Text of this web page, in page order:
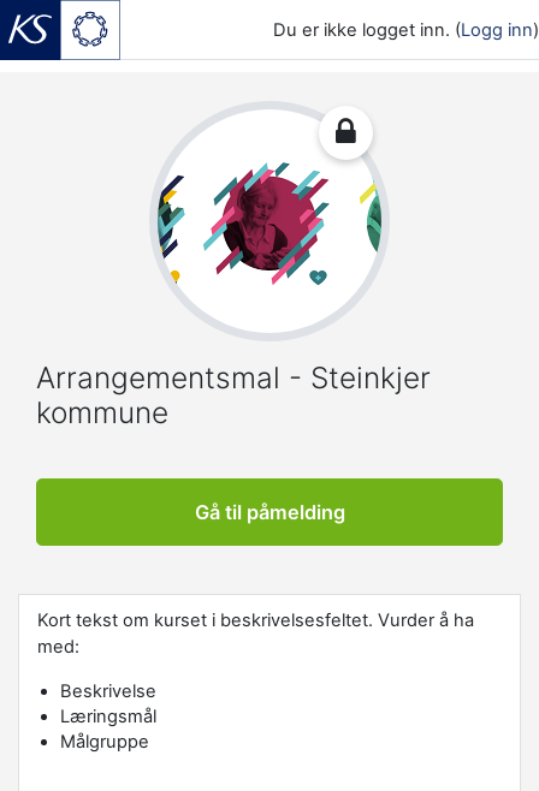
Du er ikke logget inn. (Logg inn)
Arrangementsmal - Steinkjer
kommune
Gå til påmelding
Kort tekst om kurset i beskrivelsesfeltet. Vurder å ha
med:
Beskrivelse
Læringsmål
Målgruppe